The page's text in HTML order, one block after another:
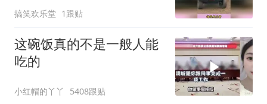
搞笑欢乐堂 1跟贴
这碗饭真的不是一般人能
吃的
小红帽的丫丫 5408跟贴